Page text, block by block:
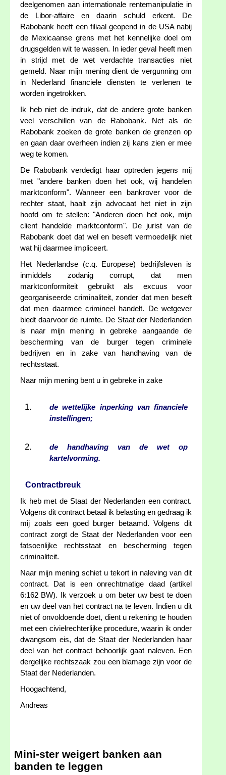
deelgenomen aan internationale rentemanipulatie in
de Libor-affaire en daarin schuld erkent. De
Rabobank heeft een filiaal geopend in de USA nabij
de Mexicaanse grens met het kennelijke doel om
drugsgelden wit te wassen. In ieder geval heeft men
in strijd met de wet verdachte transacties niet
gemeld. Naar mijn mening dient de vergunning om
in Nederland financiele diensten te verlenen te
worden ingetrokken.
Ik heb niet de indruk, dat de andere grote banken
veel verschillen van de Rabobank. Net als de
Rabobank zoeken de grote banken de grenzen op
en gaan daar overheen indien zij kans zien er mee
weg te komen.
De Rabobank verdedigt haar optreden jegens mij
met "andere banken doen het ook, wij handelen
marktconform". Wanneer een bankrover voor de
rechter staat, haalt zijn advocaat het niet in zijn
hoofd om te stellen: "Anderen doen het ook, mijn
client handelde marktconform". De jurist van de
Rabobank doet dat wel en beseft vermoedelijk niet
wat hij daarmee impliceert.
Het Nederlandse (c.q. Europese) bedrijfsleven is
inmiddels zodanig corrupt, dat men
marktconformiteit gebruikt als excuus voor
georganiseerde criminaliteit, zonder dat men beseft
dat men daarmee crimineel handelt. De wetgever
biedt daarvoor de ruimte. De Staat der Nederlanden
is naar mijn mening in gebreke aangaande de
bescherming van de burger tegen criminele
bedrijven en in zake van handhaving van de
rechtsstaat.
Naar mijn mening bent u in gebreke in zake
de wettelijke inperking van financiele
instellingen;
de handhaving van de wet op
kartelvorming.
Contractbreuk
Ik heb met de Staat der Nederlanden een contract.
Volgens dit contract betaal ik belasting en gedraag ik
mij zoals een goed burger betaamd. Volgens dit
contract zorgt de Staat der Nederlanden voor een
fatsoenlijke rechtsstaat en bescherming tegen
criminaliteit.
Naar mijn mening schiet u tekort in naleving van dit
contract. Dat is een onrechtmatige daad (artikel
6:162 BW). Ik verzoek u om beter uw best te doen
en uw deel van het contract na te leven. Indien u dit
niet of onvoldoende doet, dient u rekening te houden
met een civielrechterlijke procedure, waarin ik onder
dwangsom eis, dat de Staat der Nederlanden haar
deel van het contract behoorlijk gaat naleven. Een
dergelijke rechtszaak zou een blamage zijn voor de
Staat der Nederlanden.
Hoogachtend,
Andreas
Mini-ster weigert banken aan
banden te leggen